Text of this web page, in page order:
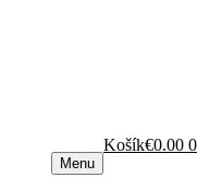
Menu
Košík€0.00 0